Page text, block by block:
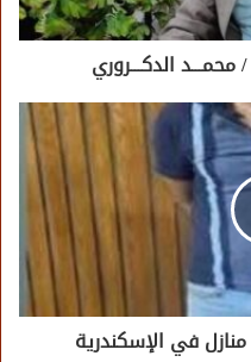
الدكـــروري
في الإسكندرية